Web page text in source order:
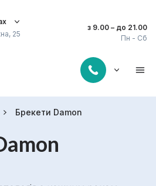
25
Пн - Сб
з 9.00 – до 21.00
Брекети Damon